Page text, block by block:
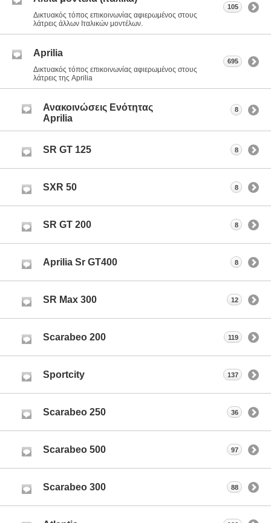
Δικτυακός τόπος επικοινωνίας αφιερωμένος στους
λάτρεις άλλων Ιταλικών μοντέλων.
105
Aprilia
Δικτυακός τόπος επικοινωνίας αφιερωμένος στους
λάτρεις της Aprilia
695
Ανακοινώσεις Ενότητας
Aprilia
8
SR GT 125 8
SXR 50 8
SR GT 200 8
Aprilia Sr GT400 8
SR Max 300 12
Scarabeo 200 119
Sportcity 137
Scarabeo 250 36
Scarabeo 500 97
Scarabeo 300 88